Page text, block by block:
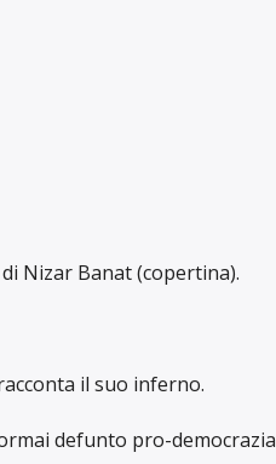
Nizar Banat (copertina).
il suo inferno.
defunto pro-democrazia